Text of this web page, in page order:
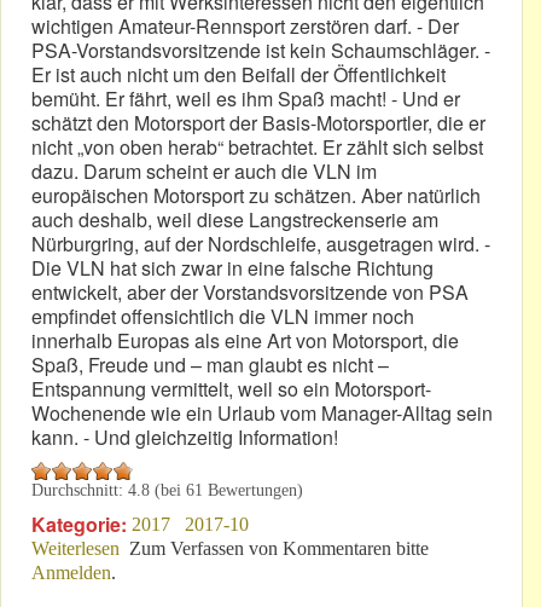
wichtigen Amateur-Rennsport zerstören darf. - Der
PSA-Vorstandsvorsitzende ist kein Schaumschläger. -
Er ist auch nicht um den Beifall der Öffentlichkeit
bemüht. Er fährt, weil es ihm Spaß macht! - Und er
schätzt den Motorsport der Basis-Motorsportler, die er
nicht „von oben herab“ betrachtet. Er zählt sich selbst
dazu. Darum scheint er auch die VLN im
europäischen Motorsport zu schätzen. Aber natürlich
auch deshalb, weil diese Langstreckenserie am
Nürburgring, auf der Nordschleife, ausgetragen wird. -
Die VLN hat sich zwar in eine falsche Richtung
entwickelt, aber der Vorstandsvorsitzende von PSA
empfindet offensichtlich die VLN immer noch
innerhalb Europas als eine Art von Motorsport, die
Spaß, Freude und – man glaubt es nicht –
Entspannung vermittelt, weil so ein Motorsport-
Wochenende wie ein Urlaub vom Manager-Alltag sein
kann. - Und gleichzeitig Information!
Durchschnitt: 4.8 (bei 61 Bewertungen)
Kategorie: 2017
2017-10
Weiterlesen über VLN 8: PSA-Chef setzt Zeitzeichen!
Zum Verfassen von Kommentaren bitte
Anmelden.